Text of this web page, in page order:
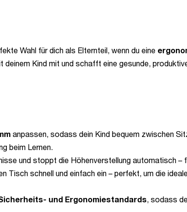
Wahl für dich als Elternteil, wenn du eine
Kind mit und schafft eine gesunde,
anpassen, sodass dein Kind bequem zwischen
beim Lernen.
und stoppt die Höhenverstellung automatisch –
Tisch schnell und einfach ein – perfekt, um die
und Ergonomiestandards, sodass